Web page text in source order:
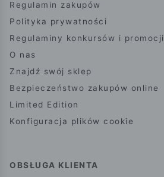
Regulamin zakupów
Polityka prywatności
Regulaminy konkursów i promocji
O nas
Znajdź swój sklep
Bezpieczeństwo zakupów online
Limited Edition
Konfiguracja plików cookie
OBSŁUGA KLIENTA